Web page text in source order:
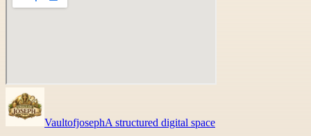
VaultofjosephA structured digital space